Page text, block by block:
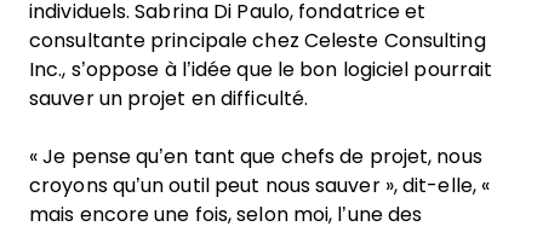
individuels. Sabrina Di Paulo, fondatrice et
consultante principale chez Celeste Consulting
Inc., s’oppose à l’idée que le bon logiciel pourrait
sauver un projet en difficulté.
« Je pense qu’en tant que chefs de projet, nous
croyons qu’un outil peut nous sauver », dit-elle, «
mais encore une fois, selon moi, l’une des